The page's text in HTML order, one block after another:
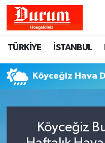
TÜRKİYE İSTANBUL
Köyceğiz Hava
Köyceğiz
Hava Durumu
Namaz Vakitleri